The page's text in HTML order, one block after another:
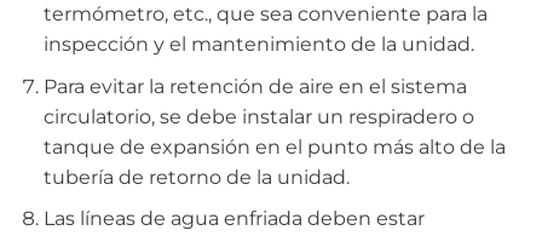
termómetro, etc., que sea conveniente para la
inspección y el mantenimiento de la unidad.
Para evitar la retención de aire en el sistema
circulatorio, se debe instalar un respiradero o
tanque de expansión en el punto más alto de la
tubería de retorno de la unidad.
Las líneas de agua enfriada deben estar